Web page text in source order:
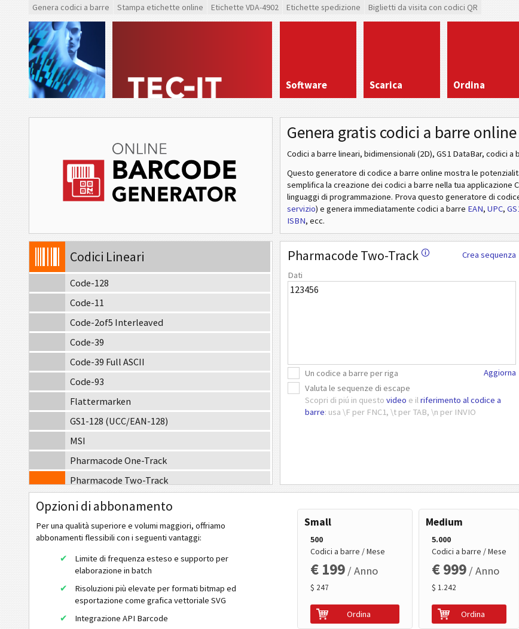
Genera codici a barre Stampa etichette online Etichette VDA-4902 Etichette spedizione Biglietti da visita con codici QR
Software Scarica Ordina
Genera gratis codici a barre online
Codici a barre lineari, bidimensionali (2D), GS1 DataBar, codici
Questo generatore di codice a barre online mostra le
semplifica la creazione dei codici a barre nella tua applicazione
linguaggi di programmazione. Prova questo generatore di
servizio) e genera immediatamente codici a barre EAN, UPC,
ISBN, ecc.
Codici Lineari
Code-128
Code-11
Code-2of5 Interleaved
Code-39
Code-39 Full ASCII
Code-93
Flattermarken
GS1-128 (UCC/EAN-128)
MSI
Pharmacode One-Track
Pharmacode Two-Track
Telepen Alpha
Codici Postali
GS1 DataBar
EAN / UPC
Codici 2D
Crea sequenza
Pharmacode Two-Track 🛈
Dati
Un codice a barre per riga
Valuta le sequenze di escape
Scopri di piú in questo video e ilriferimento al codice a
barre: usa \F per FNC1, \t per TAB, \n per INVIO
Aggiorna
Opzioni di abbonamento
Per una qualità superiore e volumi maggiori, offriamo
abbonamenti flessibili con i seguenti vantaggi:
Limite di frequenza esteso e supporto per
elaborazione in batch
Risoluzioni più elevate per formati bitmap ed
esportazione come grafica vettoriale SVG
Integrazione API Barcode
Small
500
Codici a barre / Mese
€ 199 / Anno
$ 247
Ordina
Medium
5.000
Codici a barre / Mese
€ 999 / Anno
$ 1.242
Ordina